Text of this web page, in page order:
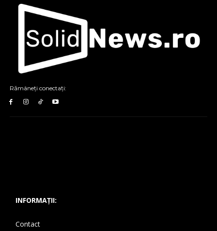
Rămâneți conectați:
INFORMAȚII:
Contact